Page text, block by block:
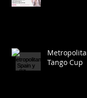
Tango Cup